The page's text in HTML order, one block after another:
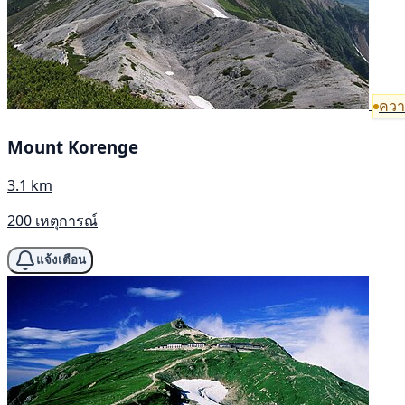
คว
Mount Korenge
3.1 km
200 เหตุการณ์
แจ้งเตือน